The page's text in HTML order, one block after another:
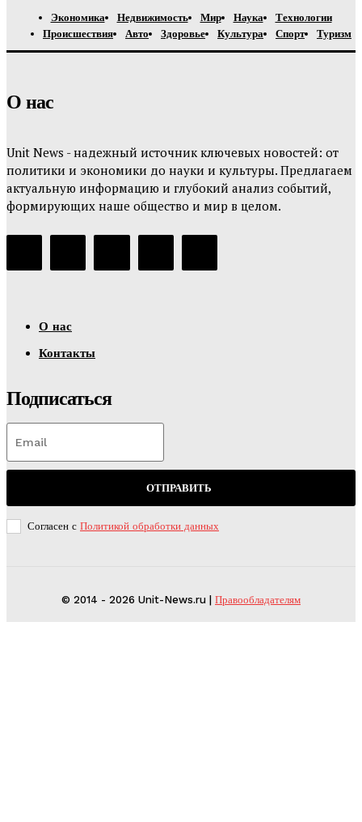
Экономика Недвижимость Мир Наука
Технологии
Происшествия
Авто Здоровье Культура Спорт Туризм
О нас
Unit News - надежный источник ключевых новостей: от
политики и экономики до науки и культуры. Предлагаем
актуальную информацию и глубокий анализ событий,
формирующих наше общество и мир в целом.
О нас
Контакты
Подписаться
ОТПРАВИТЬ
Согласен с Политикой обработки данных
© 2014 - 2026 Unit-News.ru | Правообладателям